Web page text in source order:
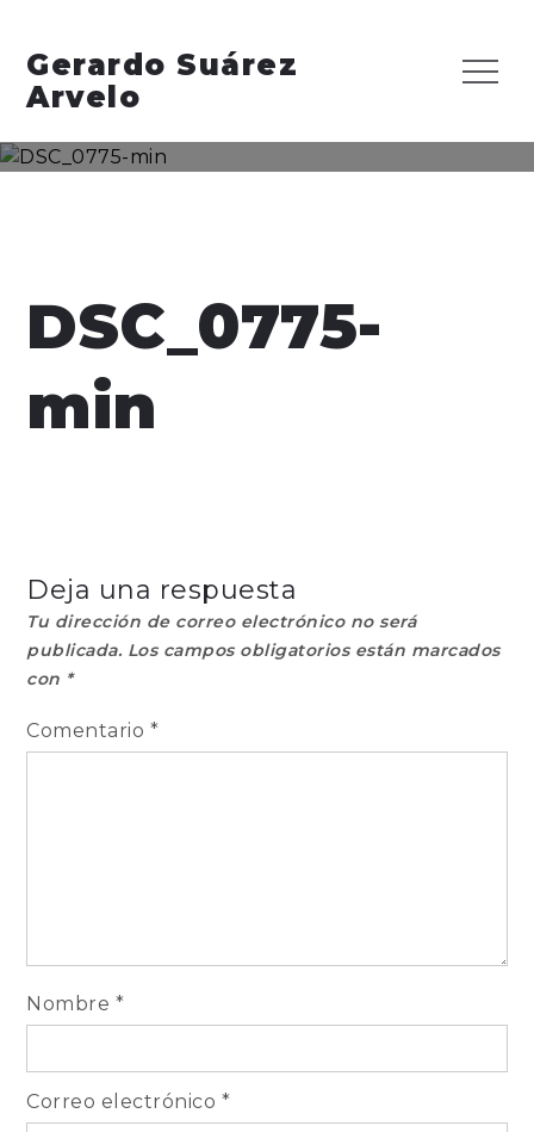
content
Gerardo Suárez
Arvelo
Menu
DSC_0775-
min
Deja una respuesta
Tu dirección de correo electrónico no será
publicada. Los campos obligatorios están marcados
con *
Comentario *
Nombre *
Correo electrónico *